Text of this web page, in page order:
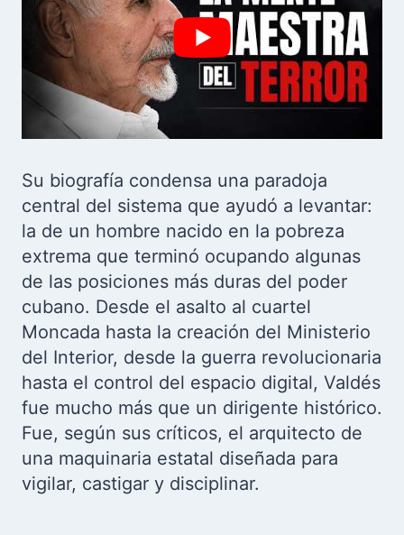
Su biografía condensa una paradoja
central del sistema que ayudó a levantar:
la de un hombre nacido en la pobreza
extrema que terminó ocupando algunas
de las posiciones más duras del poder
cubano. Desde el asalto al cuartel
Moncada hasta la creación del Ministerio
del Interior, desde la guerra revolucionaria
hasta el control del espacio digital, Valdés
fue mucho más que un dirigente histórico.
Fue, según sus críticos, el arquitecto de
una maquinaria estatal diseñada para
vigilar, castigar y disciplinar.